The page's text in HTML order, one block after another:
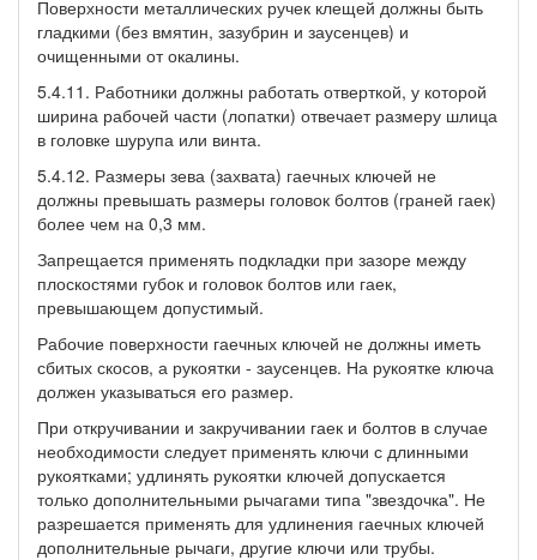
Поверхности металлических ручек клещей должны быть
гладкими (без вмятин, зазубрин и заусенцев) и
очищенными от окалины.
5.4.11. Работники должны работать отверткой, у которой
ширина рабочей части (лопатки) отвечает размеру шлица
в головке шурупа или винта.
5.4.12. Размеры зева (захвата) гаечных ключей не
должны превышать размеры головок болтов (граней гаек)
более чем на 0,3 мм.
Запрещается применять подкладки при зазоре между
плоскостями губок и головок болтов или гаек,
превышающем допустимый.
Рабочие поверхности гаечных ключей не должны иметь
сбитых скосов, а рукоятки - заусенцев. На рукоятке ключа
должен указываться его размер.
При откручивании и закручивании гаек и болтов в случае
необходимости следует применять ключи с длинными
рукоятками; удлинять рукоятки ключей допускается
только дополнительными рычагами типа "звездочка". Не
разрешается применять для удлинения гаечных ключей
дополнительные рычаги, другие ключи или трубы.